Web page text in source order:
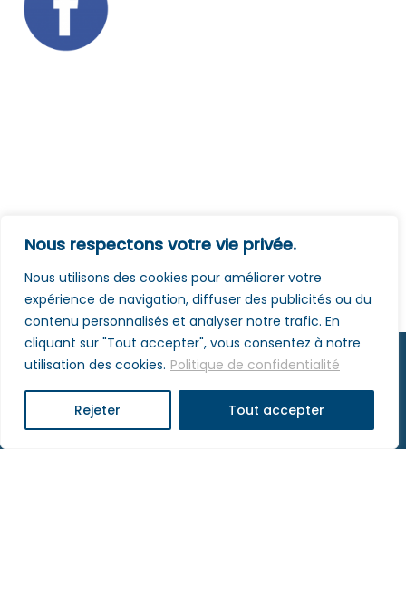
Nous respectons votre vie privée.
Nous utilisons des cookies pour améliorer votre
expérience de navigation, diffuser des publicités ou du
contenu personnalisés et analyser notre trafic. En
cliquant sur "Tout accepter", vous consentez à notre
utilisation des cookies. Politique de confidentialité
Rejeter Tout accepter
Lycée Charles de Foucauld • Allée d'Athènes - 67300